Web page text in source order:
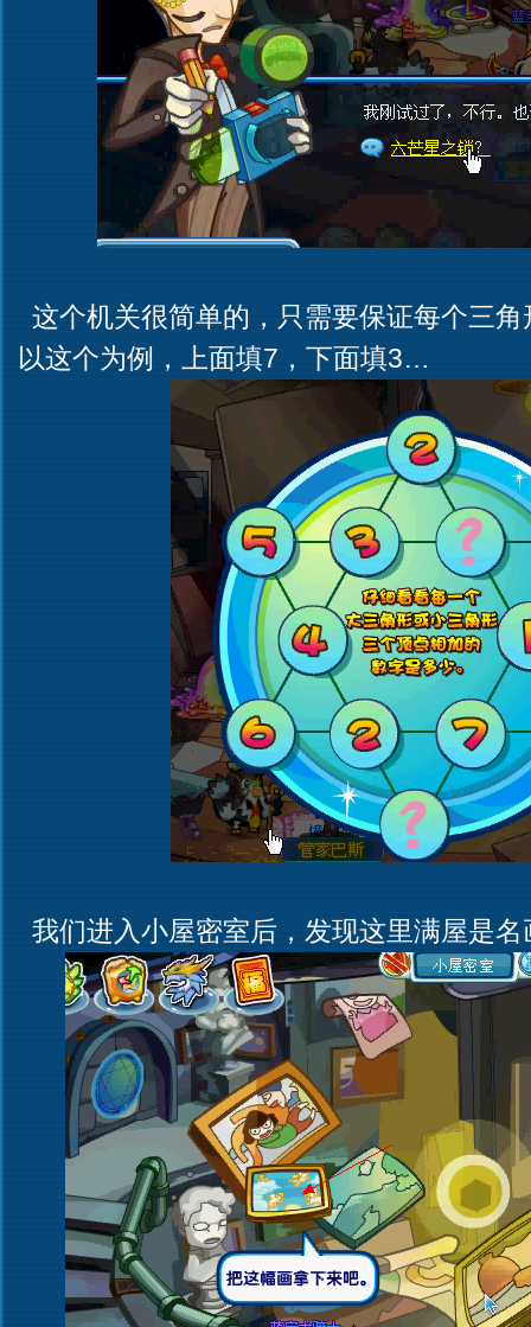
这个机关很简单的，只需要保证每个三
以这个为例，上面填7，下面填3…
我们进入小屋密室后，发现这里满屋是